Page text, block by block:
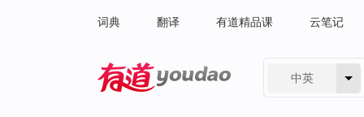
词典 翻译 有道精品课 云笔记
中英